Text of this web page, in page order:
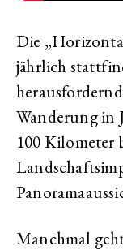
Die
jährlich
Wanderung in
100 Kilometer
Manchmal